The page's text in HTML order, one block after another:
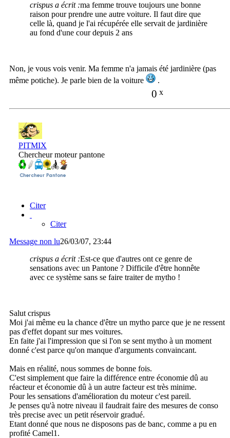
crispus a écrit :ma femme trouve toujours une bonne
raison pour prendre une autre voiture. Il faut dire que
celle là, quand je l'ai récupérée elle servait de jardinière
au fond d'une cour depuis 2 ans
Non, je vous vois venir. Ma femme n'a jamais été jardinière (pas
même potiche). Je parle bien de la voiture
.
0 x
PITMIX
Chercheur moteur pantone
Citer
Citer
Message non lu26/03/07, 23:44
crispus a écrit :Est-ce que d'autres ont ce genre de
sensations avec un Pantone ? Difficile d'être honnête
avec ce système sans se faire traiter de mytho !
Salut crispus
Moi j'ai même eu la chance d'être un mytho parce que je ne ressent
pas d'effet dopant sur mes voitures.
En faite j'ai l'impression que si l'on se sent mytho à un moment
donné c'est parce qu'on manque d'arguments convaincant.
Mais en réalité, nous sommes de bonne fois.
C'est simplement que faire la différence entre économie dû au
réacteur et économie dû à un autre facteur est très minime.
Pour les sensations d'amélioration du moteur c'est pareil.
Je penses qu'à notre niveau il faudrait faire des mesures de conso
très precise avec un petit réservoir gradué.
Etant donné que nous ne disposons pas de banc, comme a pu en
profité Camel1.